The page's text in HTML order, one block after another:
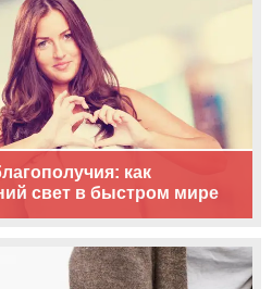
как
свет в быстром мире